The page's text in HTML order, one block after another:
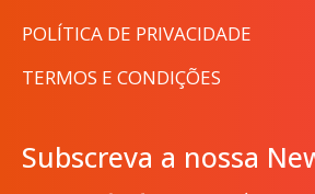
POLÍTICA DE PRIVACIDADE
TERMOS E CONDIÇÕES
Subscreva a nossa